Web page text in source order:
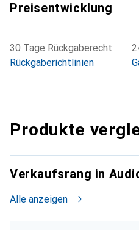
Preisentwicklung
30 Tage Rückgaberecht
Rückgaberichtlinien
Produkte
Verkaufsrang in
Alle anzeigen